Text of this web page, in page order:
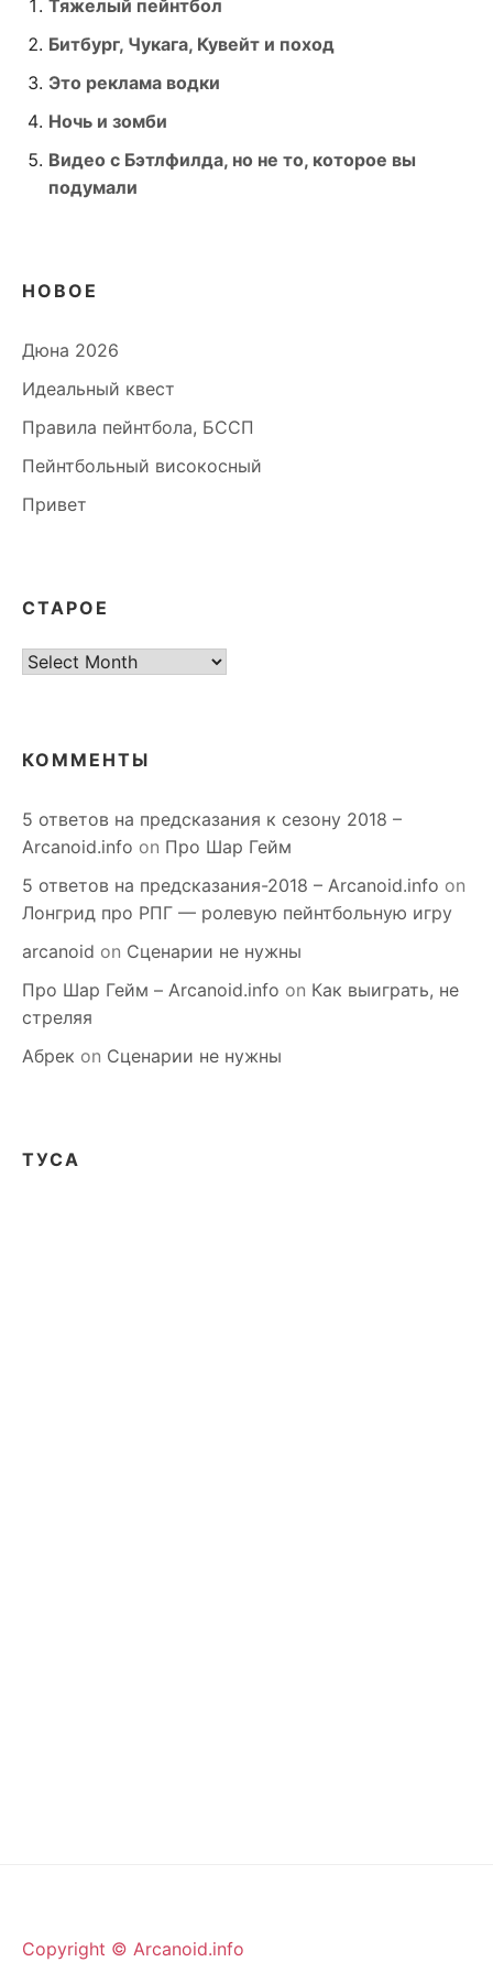
Тяжелый пейнтбол
Битбург, Чукага, Кувейт и поход
Это реклама водки
Ночь и зомби
Видео с Бэтлфилда, но не то, которое вы
подумали
НОВОЕ
Дюна 2026
Идеальный квест
Правила пейнтбола, БССП
Пейнтбольный високосный
Привет
СТАРОЕ
старое
КОММЕНТЫ
5 ответов на предсказания к сезону 2018 –
Arcanoid.info on Про Шар Гейм
5 ответов на предсказания-2018 – Arcanoid.info on
Лонгрид про РПГ — ролевую пейнтбольную игру
arcanoid on Сценарии не нужны
Про Шар Гейм – Arcanoid.info on Как выиграть, не
стреляя
Абрек on Сценарии не нужны
ТУСА
Copyright © Arcanoid.info